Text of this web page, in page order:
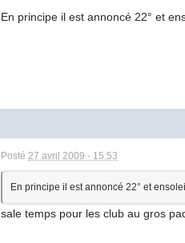
En principe il est annoncé 22° et
Posté 27 avril 2009 - 15:53
En principe il est annoncé 22° et
sale temps pour les club au gros